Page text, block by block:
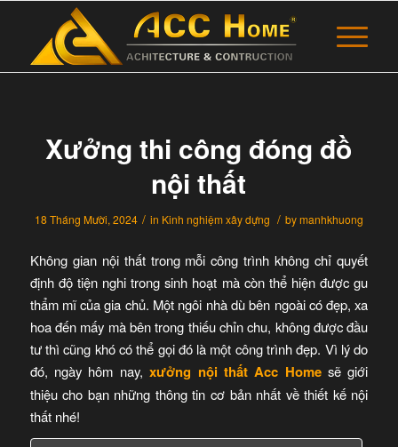
Xưởng thi công đóng đồ
nội thất
18 Tháng Mười, 2024 / in Kinh nghiệm xây dựng / bymanhkhuong
Không gian nội thất trong mỗi công trình không chỉ quyết
định độ tiện nghi trong sinh hoạt mà còn thể hiện được gu
thẩm mĩ của gia chủ. Một ngôi nhà dù bên ngoài có đẹp, xa
hoa đến mấy mà bên trong thiếu chỉn chu, không được đầu
tư thì cũng khó có thể gọi đó là một công trình đẹp. Vì lý do
đó, ngày hôm nay,xưởng nội thấtAcc Homesẽ giới
thiệu cho bạn những thông tin cơ bản nhất về thiết kế nội
thất nhé!